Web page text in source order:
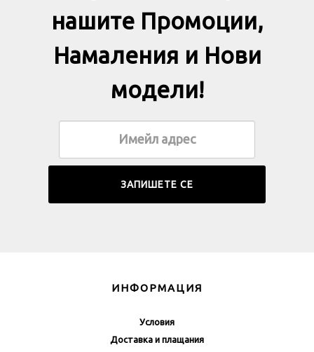
нашите Промоции,
Намаления и Нови
модели!
ИНФОРМАЦИЯ
Условия
Доставка и плащания